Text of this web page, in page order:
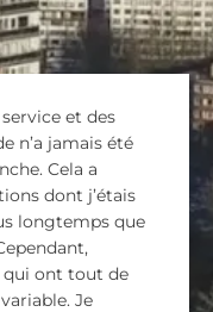
et des
n’a jamais été
Cela a
dont j’étais
longtemps que
qui ont tout de
Je